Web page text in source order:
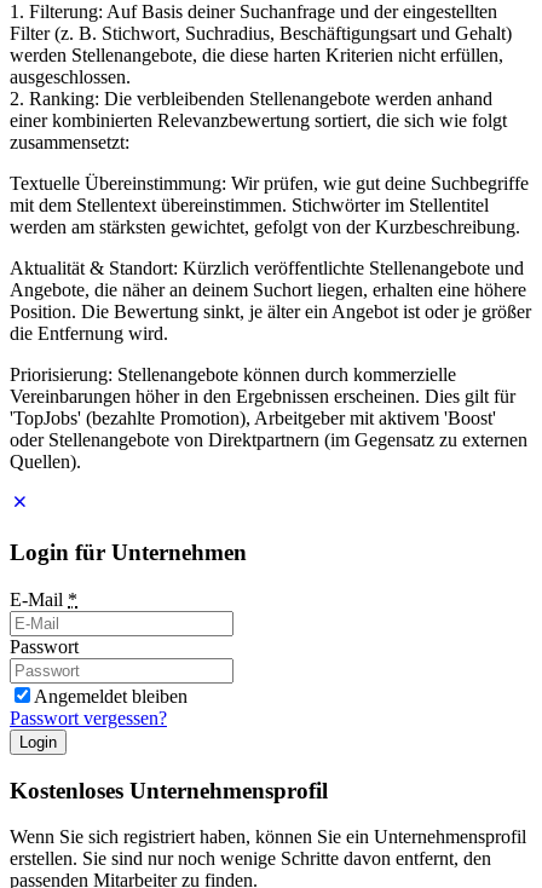
1. Filterung: Auf Basis deiner Suchanfrage und der eingestellten
Filter (z. B. Stichwort, Suchradius, Beschäftigungsart und Gehalt)
werden Stellenangebote, die diese harten Kriterien nicht erfüllen,
ausgeschlossen.
2. Ranking: Die verbleibenden Stellenangebote werden anhand
einer kombinierten Relevanzbewertung sortiert, die sich wie folgt
zusammensetzt:
Textuelle Übereinstimmung: Wir prüfen, wie gut deine Suchbegriffe
mit dem Stellentext übereinstimmen. Stichwörter im Stellentitel
werden am stärksten gewichtet, gefolgt von der Kurzbeschreibung.
Aktualität & Standort: Kürzlich veröffentlichte Stellenangebote und
Angebote, die näher an deinem Suchort liegen, erhalten eine höhere
Position. Die Bewertung sinkt, je älter ein Angebot ist oder je größer
die Entfernung wird.
Priorisierung: Stellenangebote können durch kommerzielle
Vereinbarungen höher in den Ergebnissen erscheinen. Dies gilt für
'TopJobs' (bezahlte Promotion), Arbeitgeber mit aktivem 'Boost'
oder Stellenangebote von Direktpartnern (im Gegensatz zu externen
Quellen).
Login für Unternehmen
E-Mail *
Passwort
Angemeldet bleiben
Passwort vergessen?
Login
Kostenloses Unternehmensprofil
Wenn Sie sich registriert haben, können Sie ein Unternehmensprofil
erstellen. Sie sind nur noch wenige Schritte davon entfernt, den
passenden Mitarbeiter zu finden.